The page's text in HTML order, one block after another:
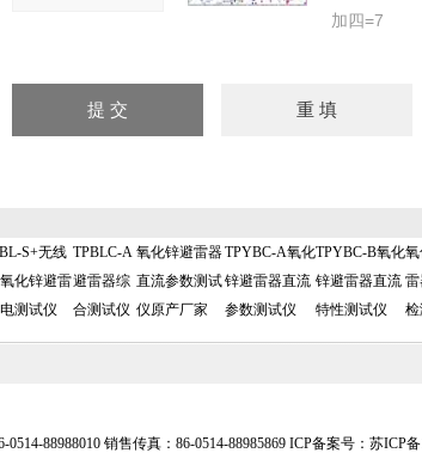
加四=7
S+无线
化锌避雷
测试仪
TPBLC-A
避雷器综
合测试仪
氧化锌避雷器
直流参数测试
仪原产厂家
TPYBC-A氧化
锌避雷器直流
参数测试仪
TPYBC-B氧化
锌避雷器直流
特性测试仪
氧
雷
检
88988010 销售传真：86-0514-88985869 ICP备案号： 苏ICP